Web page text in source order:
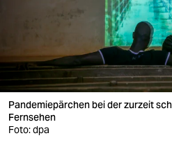
verlag
verlag
veranstaltungen
Pandemiepärchen bei der zurzeit
Fernsehen
Foto: dpa